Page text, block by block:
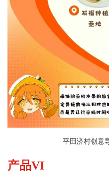
平田济村创意
产品VI